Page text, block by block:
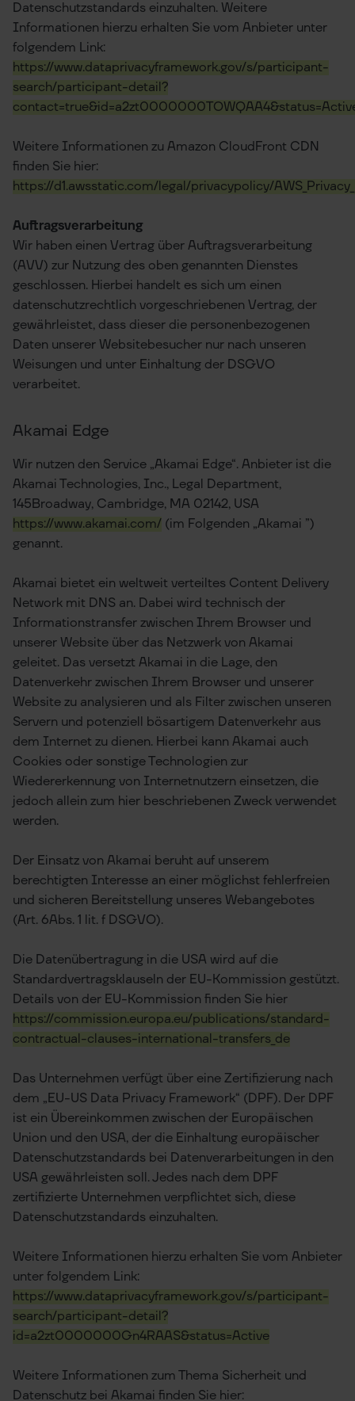
Datenschutzstandards einzuhalten. Weitere
Informationen hierzu erhalten Sie vom Anbieter unter
folgendem Link:
https://www.dataprivacyframework.gov/s/participant-
search/participant-detail?
Weitere Informationen zu Amazon CloudFront CDN
finden Sie hier:
https://d1.awsstatic.com/legal/privacypolicy/
Auftragsverarbeitung
Wir haben einen Vertrag über Auftragsverarbeitung
(AVV) zur Nutzung des oben genannten Dienstes
geschlossen. Hierbei handelt es sich um einen
datenschutzrechtlich vorgeschriebenen Vertrag, der
gewährleistet, dass dieser die personenbezogenen
Daten unserer Websitebesucher nur nach unseren
Weisungen und unter Einhaltung der DSGVO
verarbeitet.
Akamai Edge
Wir nutzen den Service „Akamai Edge“. Anbieter ist die
Akamai Technologies, Inc., Legal Department,
145Broadway, Cambridge, MA 02142, USA
https://www.akamai.com/ (im Folgenden „Akamai ”)
genannt.
Akamai bietet ein weltweit verteiltes Content Delivery
Network mit DNS an. Dabei wird technisch der
Informationstransfer zwischen Ihrem Browser und
unserer Website über das Netzwerk von Akamai
geleitet. Das versetzt Akamai in die Lage, den
Datenverkehr zwischen Ihrem Browser und unserer
Website zu analysieren und als Filter zwischen unseren
Servern und potenziell bösartigem Datenverkehr aus
dem Internet zu dienen. Hierbei kann Akamai auch
Cookies oder sonstige Technologien zur
Wiedererkennung von Internetnutzern einsetzen, die
jedoch allein zum hier beschriebenen Zweck verwendet
werden.
Der Einsatz von Akamai beruht auf unserem
berechtigten Interesse an einer möglichst fehlerfreien
und sicheren Bereitstellung unseres Webangebotes
(Art. 6Abs. 1 lit. f DSGVO).
Die Datenübertragung in die USA wird auf die
Standardvertragsklauseln der EU-Kommission gestützt.
Details von der EU-Kommission finden Sie hier
https://commission.europa.eu/publications/standard-
contractual-clauses-international-transfers_de
Das Unternehmen verfügt über eine Zertifizierung nach
dem „EU-US Data Privacy Framework“ (DPF). Der DPF
ist ein Übereinkommen zwischen der Europäischen
Union und den USA, der die Einhaltung europäischer
Datenschutzstandards bei Datenverarbeitungen in den
USA gewährleisten soll. Jedes nach dem DPF
zertifizierte Unternehmen verpflichtet sich, diese
Datenschutzstandards einzuhalten.
Weitere Informationen hierzu erhalten Sie vom Anbieter
unter folgendem Link:
https://www.dataprivacyframework.gov/s/participant-
search/participant-detail?
id=a2zt0000000Gn4RAAS&status=Active
Weitere Informationen zum Thema Sicherheit und
Datenschutz bei Akamai finden Sie hier: